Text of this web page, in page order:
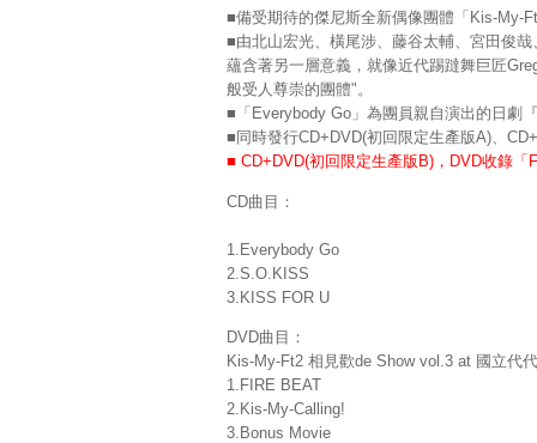
■備受期待的傑尼斯全新偶像團體「Kis-My-
■由北山宏光、橫尾涉、藤谷太輔、宮田俊
蘊含著另一層意義，就像近代踢躂舞巨匠
般受人尊崇的團體"。
■「Everybody Go」為團員親自演出的日劇
■同時發行CD+DVD(初回限定生產版A)、
■ CD+DVD(初回限定生產版B)，DVD收錄
CD曲目：
1.Everybody Go
2.S.O.KISS
3.KISS FOR U
DVD曲目：
Kis-My-Ft2 相見歡de Show vol.3 at 國立代
1.FIRE BEAT
2.Kis-My-Calling!
3.Bonus Movie